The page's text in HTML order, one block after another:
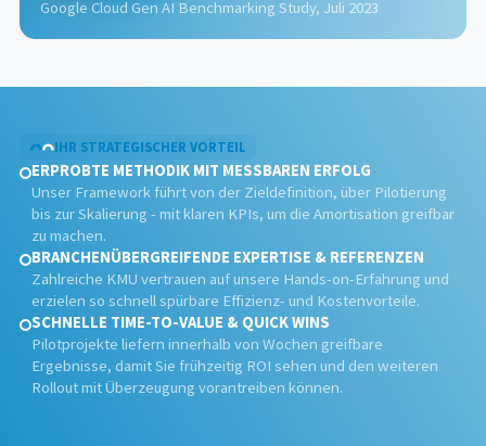
Google Cloud Gen AI Benchmarking Study, Juli 2023
IHR STRATEGISCHER VORTEIL
ERPROBTE METHODIK MIT MESSBAREN ERFOLG
Unser Framework führt von der Zieldefinition, über Pilotierung
bis zur Skalierung - mit klaren KPIs, um die Amortisation greifbar
zu machen.
BRANCHENÜBERGREIFENDE EXPERTISE & REFERENZEN
Zahlreiche KMU vertrauen auf unsere Hands-on-Erfahrung und
erzielen so schnell spürbare Effizienz- und Kostenvorteile.
SCHNELLE TIME-TO-VALUE & QUICK WINS
Pilotprojekte liefern innerhalb von Wochen greifbare
Ergebnisse, damit Sie frühzeitig ROI sehen und den weiteren
Rollout mit Überzeugung vorantreiben können.